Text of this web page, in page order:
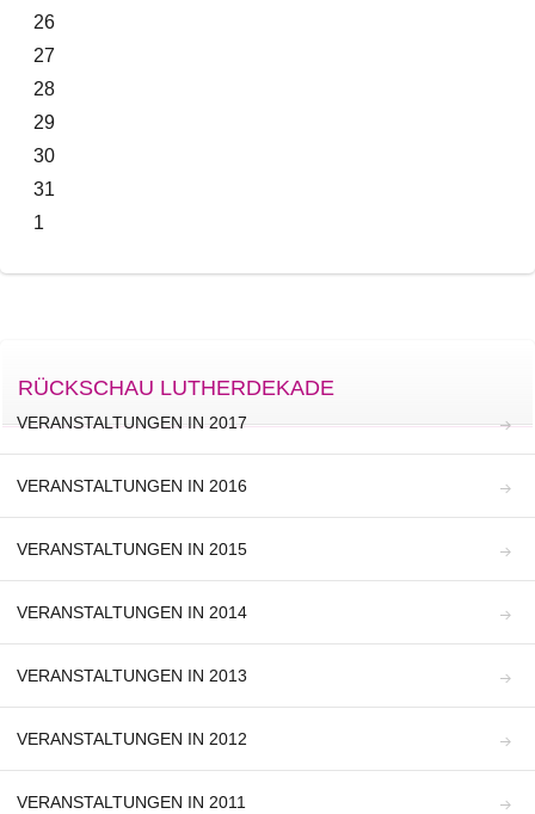
26
27
28
29
30
31
1
RÜCKSCHAU LUTHERDEKADE
VERANSTALTUNGEN IN 2017
VERANSTALTUNGEN IN 2016
VERANSTALTUNGEN IN 2015
VERANSTALTUNGEN IN 2014
VERANSTALTUNGEN IN 2013
VERANSTALTUNGEN IN 2012
VERANSTALTUNGEN IN 2011